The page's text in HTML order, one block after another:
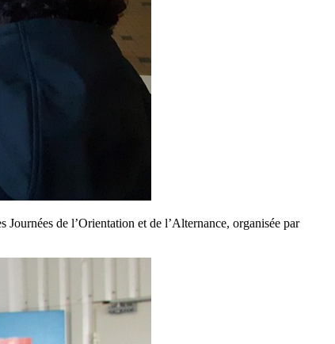
de l’Orientation et de l’Alternance, organisée par